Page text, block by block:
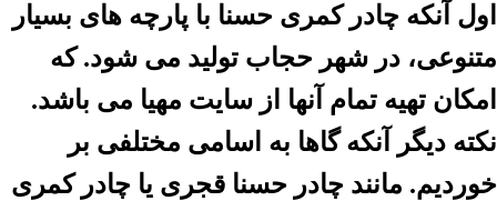
اول آنکه چادر کمری حسنا با پارچه های بسیار
متنوعی، در شهر حجاب تولید می شود. که
امکان تهیه تمام آنها از سایت مهیا می باشد.
نکته دیگر آنکه گاها به اسامی مختلفی بر
خوردیم. مانند چادر حسنا قجری یا چادر کمری